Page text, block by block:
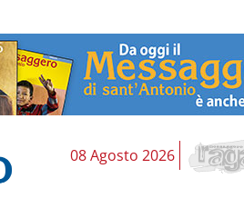
08 Agosto 2026